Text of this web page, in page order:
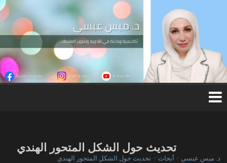
د.
مي
تحديث حول الشكل المتحور الهندي
د. ميس عبسي > أبحاث > تحديث حول الشكل المتحور الهندي